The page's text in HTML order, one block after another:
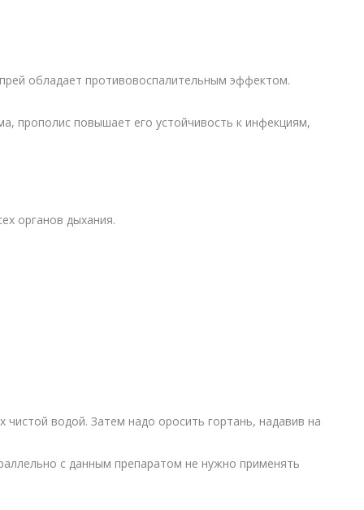
обладает противовоспалительным эффектом.
прополис повышает его устойчивость к инфекциям,
органов дыхания.
водой. Затем надо оросить гортань, надавив на
с данным препаратом не нужно применять